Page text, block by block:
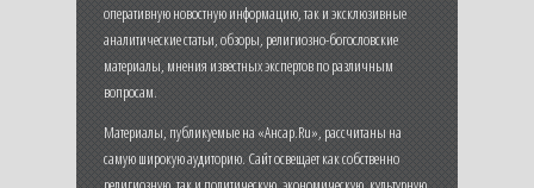
оперативную новостную информацию, так и эксклюзивные
аналитические статьи, обзоры, религиозно-богословские
материалы, мнения известных экспертов по различным
вопросам.
Материалы, публикуемые на «Ансар.Ru», рассчитаны на
самую широкую аудиторию. Сайт освещает как собственно